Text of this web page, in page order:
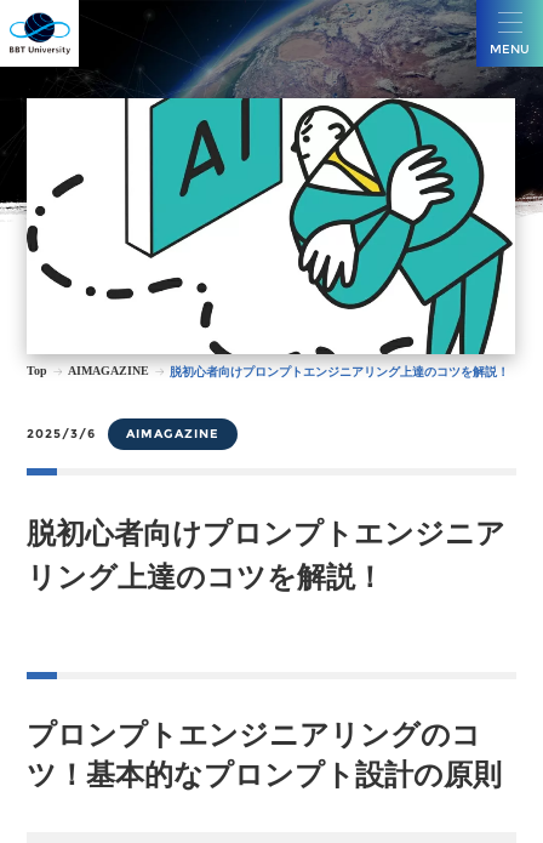
MENU
Top AIMAGAZINE 脱初心者向けプロンプトエンジニアリング上達のコツを解説！
2025/3/6 AIMAGAZINE
脱初心者向けプロンプトエンジニア
リング上達のコツを解説！
プロンプトエンジニアリングのコ
ツ！基本的なプロンプト設計の原則